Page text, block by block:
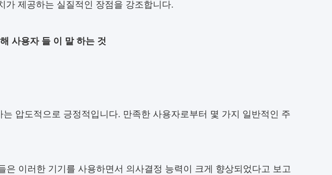
가 제공하는 실질적인 장점을 강조합니다.
사용자 들 이 말 하는 것
압도적으로 긍정적입니다. 만족한 사용자로부터 몇 가지 일반적인 주
은 이러한 기기를 사용하면서 의사결정 능력이 크게 향상되었다고 보고